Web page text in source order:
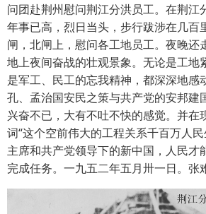
问团赴荆州慰问荆江分洪员工。在荆江
年事已高，烈日当头，步行跋涉在几百
闸，北闸上，慰问各工地员工。夜晚还
地上夜间奋战的壮观景象。无论是工地
是军工、民工的忘我精神，都深深地感
孔、孟治国安民之策与共产党的安邦建
兴奋不已，大有不吐不快的感觉。并在
词“这个空前伟大的工程关系千百万人
主席和共产党领导下的新中国，人民才
完成任务。一九五二年五月卅一日。张